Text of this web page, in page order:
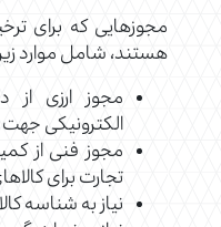
مجوزهایی که برای
هستند، شامل موارد
مجوز ارزی از
الکترونیکی
تجارت برای
نیاز به شناسه